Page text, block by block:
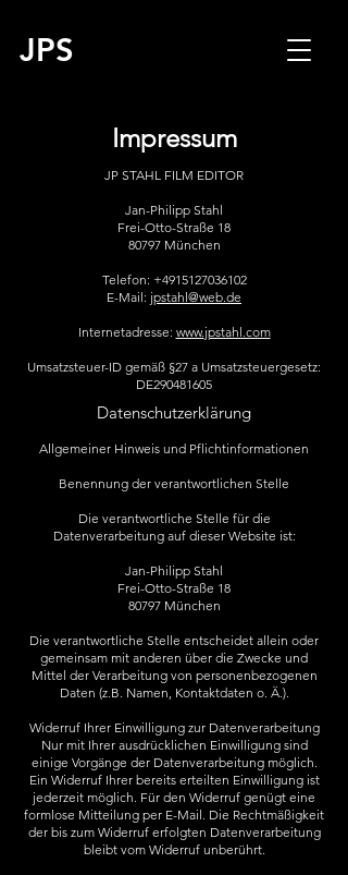
JPS
Impressum
JP STAHL FILM EDITOR
Jan-Philipp Stahl
Frei-Otto-Straße 18
80797 München
Telefon: +4915127036102
E-Mail: jpstahl@web.de
Internetadresse: www.jpstahl.com
Umsatzsteuer-ID gemäß §27 a Umsatzsteuergesetz:
DE290481605
Datenschutzerklärung
Allgemeiner Hinweis und Pflichtinformationen
​Benennung der verantwortlichen Stelle
Die verantwortliche Stelle für die
Datenverarbeitung auf dieser Website ist:
Jan-Philipp Stahl
Frei-Otto-Straße 18
​80797 München
Die verantwortliche Stelle entscheidet allein oder
gemeinsam mit anderen über die Zwecke und
Mittel der Verarbeitung von personenbezogenen
Daten (z.B. Namen, Kontaktdaten o. Ä.).
Widerruf Ihrer Einwilligung zur Datenverarbeitung
Nur mit Ihrer ausdrücklichen Einwilligung sind
einige Vorgänge der Datenverarbeitung möglich.
Ein Widerruf Ihrer bereits erteilten Einwilligung ist
jederzeit möglich. Für den Widerruf genügt eine
formlose Mitteilung per E-Mail. Die Rechtmäßigkeit
der bis zum Widerruf erfolgten Datenverarbeitung
bleibt vom Widerruf unberührt.